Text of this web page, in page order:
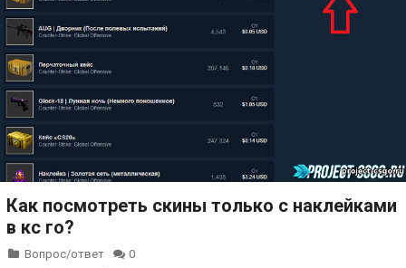
Как посмотреть скины только с наклейками
в кс го?
Вопрос/ответ 0